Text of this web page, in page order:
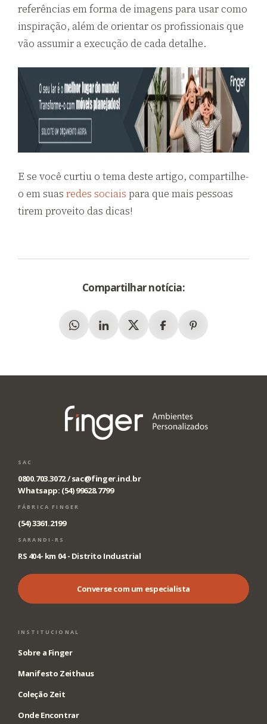
referências em forma de imagens para usar como
inspiração, além de orientar os profissionais que
vão assumir a execução de cada detalhe.
E se você curtiu o tema deste artigo, compartilhe-
o em suas redes sociais para que mais pessoas
tirem proveito das dicas!
Compartilhar notícia:
WhatsappLinkedinX (Twitter)FacebookPinterest
SAC
0800.703.3072 /sac@finger.ind.br
Whatsapp: (54) 99628.7799
FÁBRICA FINGER
(54) 3361.2199
SARANDI-RS
RS 404- km 04 - Distrito Industrial
Converse com um especialista
INSTITUCIONAL
Sobre a Finger
Manifesto Zeithaus
Coleção Zeit
Onde Encontrar